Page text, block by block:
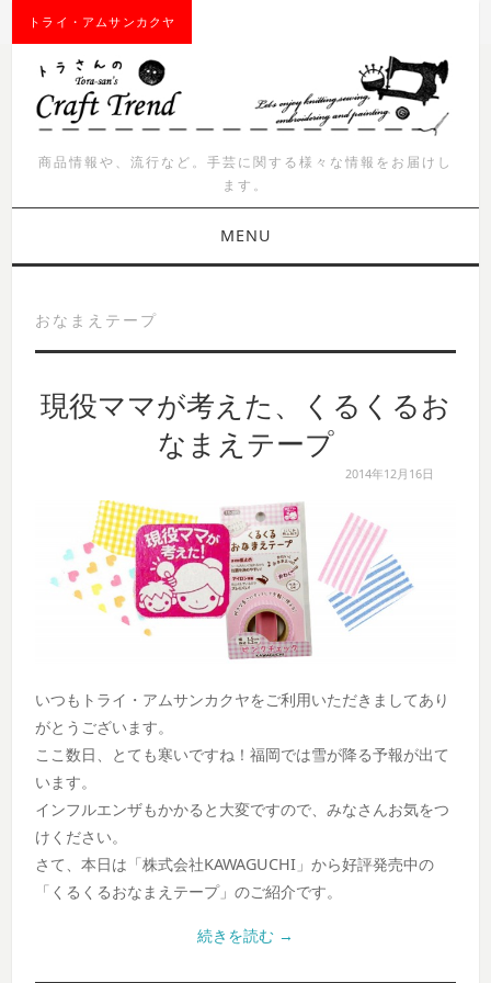
トライ・アムサンカクヤ
商品情報や、流行など。手芸に関する様々な情報をお届けし
ます。
MENU
商品紹介
イベント
おなまえテープ
現役ママが考えた、くるくるお
なまえテープ
2014年12月16日
いつもトライ・アムサンカクヤをご利用いただきましてあり
がとうございます。
ここ数日、とても寒いですね！福岡では雪が降る予報が出て
います。
インフルエンザもかかると大変ですので、みなさんお気をつ
けください。
さて、本日は「株式会社KAWAGUCHI」から好評発売中の
「くるくるおなまえテープ」のご紹介です。
続きを読む →